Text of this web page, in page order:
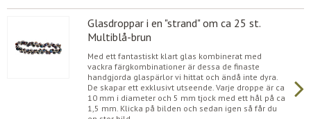
Glasdroppar i en "strand" om ca 25 st.
Multiblå-brun
Med ett fantastiskt klart glas kombinerat med
vackra färgkombinationer är dessa de finaste
handgjorda glaspärlor vi hittat och ändå inte dyra.
De skapar ett exklusivt utseende. Varje droppe är ca
10 mm i diameter och 5 mm tjock med ett hål på ca
1,5 mm. Klicka på bilden och sedan igen så får du